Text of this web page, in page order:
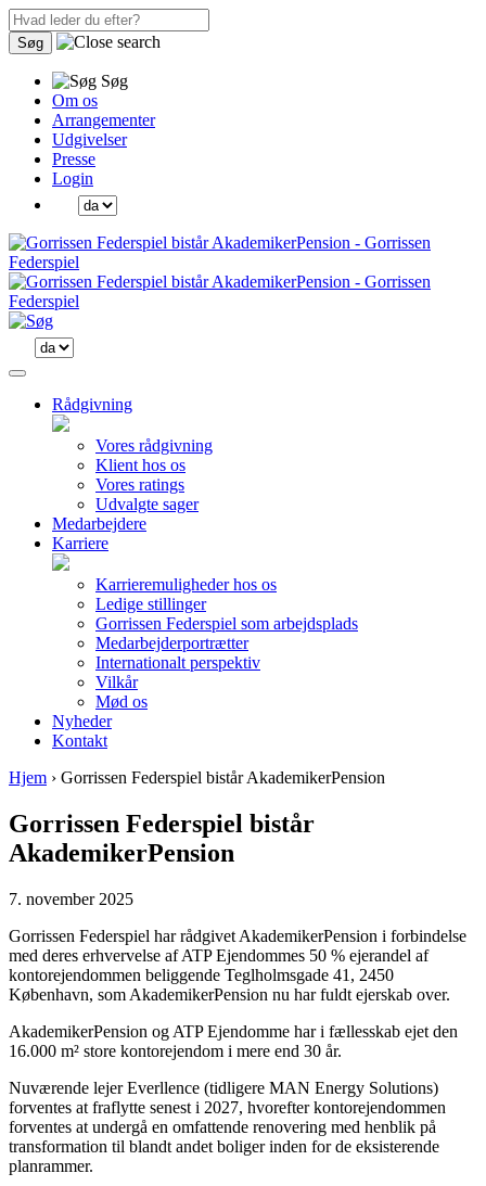
Søg
Søg
Om os
Arrangementer
Udgivelser
Presse
Login
Rådgivning
Vores rådgivning
Klient hos os
Vores ratings
Udvalgte sager
Medarbejdere
Karriere
Karrieremuligheder hos os
Ledige stillinger
Gorrissen Federspiel som arbejdsplads
Medarbejderportrætter
Internationalt perspektiv
Vilkår
Mød os
Nyheder
Kontakt
Hjem › Gorrissen Federspiel bistår AkademikerPension
Gorrissen Federspiel bistår
AkademikerPension
7. november 2025
Gorrissen Federspiel har rådgivet AkademikerPension i forbindelse
med deres erhvervelse af ATP Ejendommes 50 % ejerandel af
kontorejendommen beliggende Teglholmsgade 41, 2450
København, som AkademikerPension nu har fuldt ejerskab over.
AkademikerPension og ATP Ejendomme har i fællesskab ejet den
16.000 m² store kontorejendom i mere end 30 år.
Nuværende lejer Everllence (tidligere MAN Energy Solutions)
forventes at fraflytte senest i 2027, hvorefter kontorejendommen
forventes at undergå en omfattende renovering med henblik på
transformation til blandt andet boliger inden for de eksisterende
planrammer.